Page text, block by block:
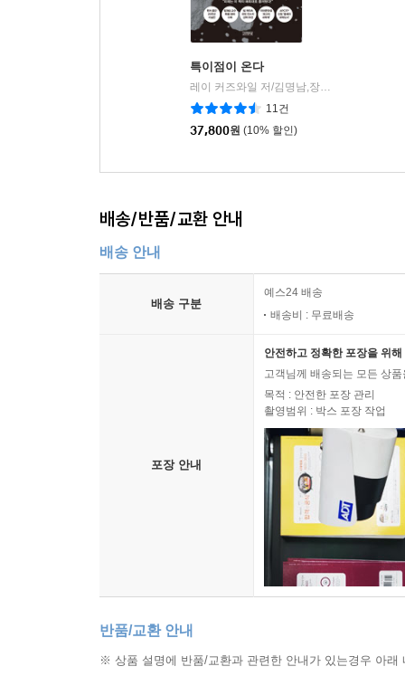
특이점이 온다
레이 커즈와일 저/김명남,장시형 역/진대제 감수/정재승 해제
11건
37,800원 (10% 할인)
배송/반품/교환 안내
배송 안내
배송 구분
예스24 배송
배송비 : 무료배송
포장 안내
안전하고 정확한 포장을 위
고객님께 배송되는 모든 상
목적 : 안전한 포장 관리
촬영범위 : 박스 포장 작업
반품/교환 안내
※ 상품 설명에 반품/교환과 관련한 안내가 있는경우 아